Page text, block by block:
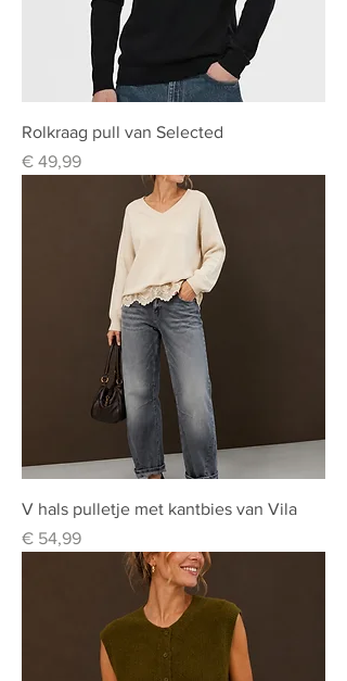
Rolkraag pull van Selected
Prijs
€ 49,99
V hals pulletje met kantbies van Vila
Prijs
€ 54,99